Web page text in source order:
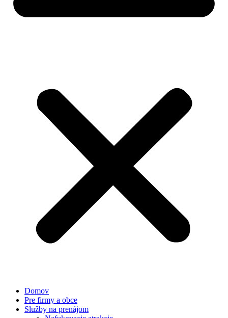
Domov
Pre firmy a obce
Služby na prenájom